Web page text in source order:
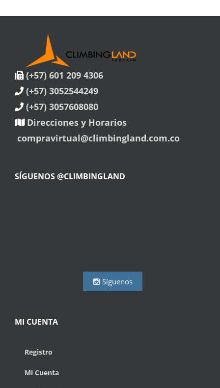
(+57) 601 209 4306
(+57) 3052544249
(+57) 3057608080
Direcciones y Horarios
compravirtual@climbingland.com.co
SÍGUENOS @CLIMBINGLAND
Síguenos
MI CUENTA
Registro
Mi Cuenta